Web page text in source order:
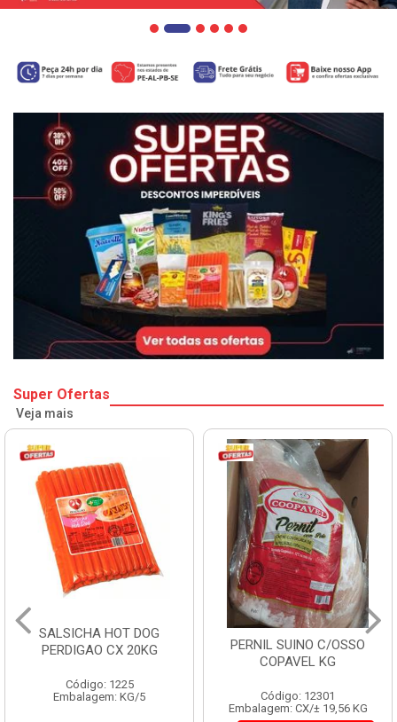
Super Ofertas
Veja mais
SALSICHA HOT DOG
PERDIGAO CX 20KG
Código: 1225
Embalagem: KG/5
PERNIL SUINO C/OSSO
COPAVEL KG
Código: 12301
Embalagem: CX/± 19,56 KG